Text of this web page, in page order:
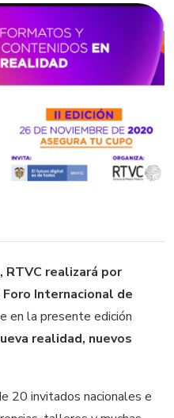
RTVC realizará por
Internacional de
en la presente edición
realidad, nuevos
20 invitados nacionales e